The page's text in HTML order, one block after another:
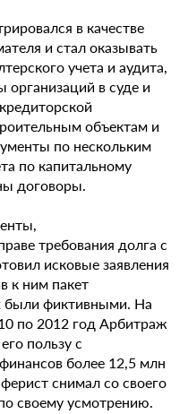
в качестве
и стал оказывать
учета и аудита,
организаций в суде и
объектам и
по нескольким
по капитальному
договоры.
требования долга с
исковые заявления
к ним пакет
были фиктивными. На
по 2012 год Арбитраж
пользу с
более 12,5 млн
снимал со своего
своему усмотрению.